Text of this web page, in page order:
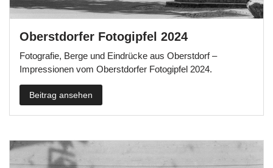
Oberstdorfer Fotogipfel 2024
Fotografie, Berge und Eindrücke aus Oberstdorf –
Impressionen vom Oberstdorfer Fotogipfel 2024.
Beitrag ansehen